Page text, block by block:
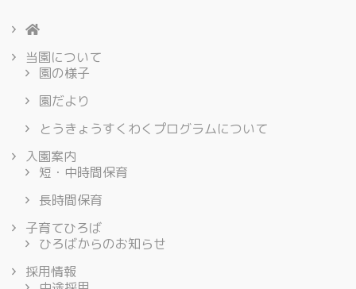
当園について
園の様子
園だより
とうきょうすくわくプログラムについて
入園案内
短・中時間保育
長時間保育
子育てひろば
ひろばからのお知らせ
採用情報